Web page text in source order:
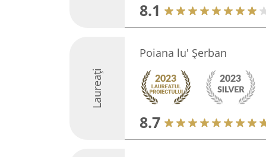
8.1
Laureați
Poiana lu' Șerban
8.7